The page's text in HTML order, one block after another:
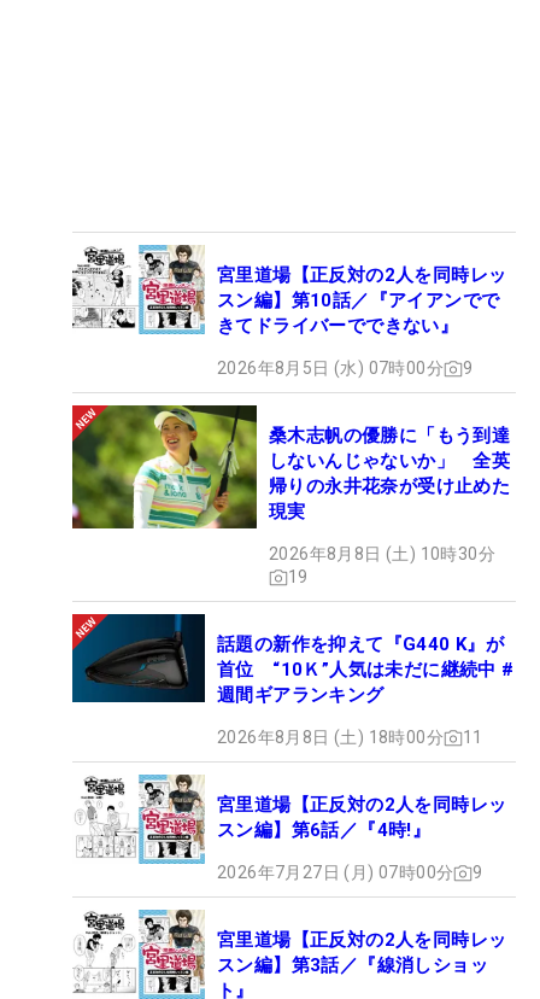
宮里道場【正反対の2人を同時レッ
スン編】第10話／『アイアンでで
きてドライバーでできない』
2026年8月5日 (水) 07時00分 9
桑木志帆の優勝に「もう到達
しないんじゃないか」 全英
帰りの永井花奈が受け止めた
現実
2026年8月8日 (土) 10時30分
19
話題の新作を抑えて『G440 K』が
首位 “10Ｋ”人気は未だに継続中 #
週間ギアランキング
2026年8月8日 (土) 18時00分 11
宮里道場【正反対の2人を同時レッ
スン編】第6話／『4時!』
2026年7月27日 (月) 07時00分 9
宮里道場【正反対の2人を同時レッ
スン編】第3話／『線消しショッ
ト』